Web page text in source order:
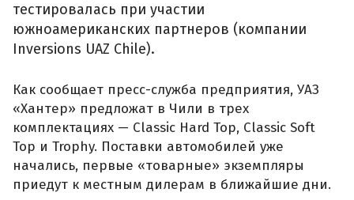
тестировалась при участии
южноамериканских партнеров (компании
Inversions UAZ Chile).
Как сообщает пресс-служба предприятия, УАЗ
«Хантер» предложат в Чили в трех
комплектациях — Classic Hard Top, Classic Soft
Top и Trophy. Поставки автомобилей уже
начались, первые «товарные» экземпляры
приедут к местным дилерам в ближайшие дни.